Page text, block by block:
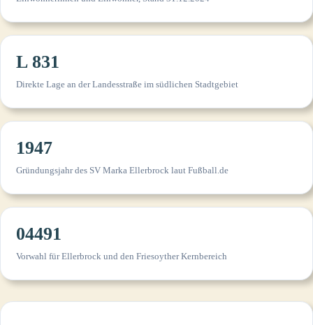
L 831
Direkte Lage an der Landesstraße im südlichen Stadtgebiet
1947
Gründungsjahr des SV Marka Ellerbrock laut Fußball.de
04491
Vorwahl für Ellerbrock und den Friesoyther Kernbereich